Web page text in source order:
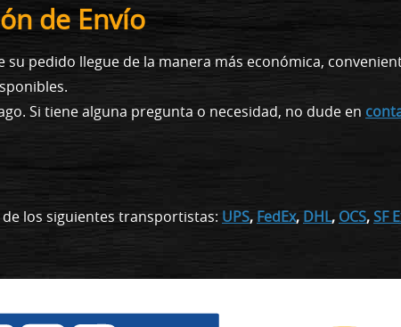
de Envío
pedido llegue de la manera más económica,
Si tiene alguna pregunta o necesidad, no dude en
los siguientes transportistas: UPS, FedEx, DHL, OCS,SF